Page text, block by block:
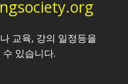
교육, 강의 일정등을
있습니다.